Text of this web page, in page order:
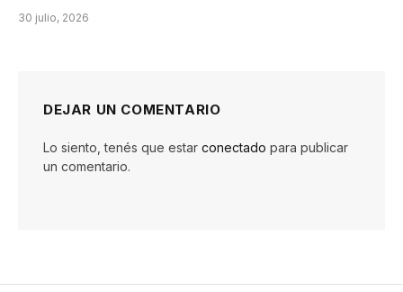
30 julio, 2026
DEJAR UN COMENTARIO
Lo siento, tenés que estar conectado para publicar
un comentario.